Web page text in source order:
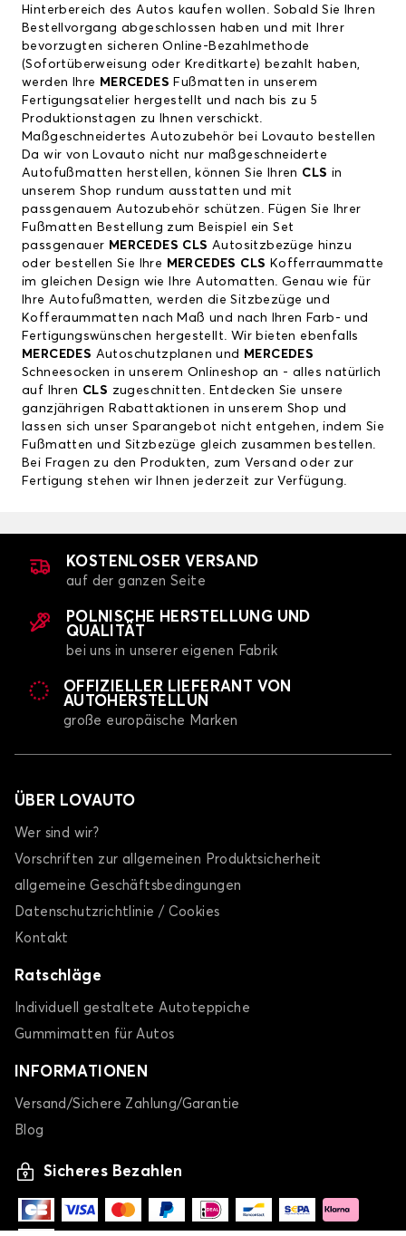
Hinterbereich des Autos kaufen wollen. Sobald Sie Ihren
Bestellvorgang abgeschlossen haben und mit Ihrer
bevorzugten sicheren Online-Bezahlmethode
(Sofortüberweisung oder Kreditkarte) bezahlt haben,
werden Ihre MERCEDES Fußmatten in unserem
Fertigungsatelier hergestellt und nach bis zu 5
Produktionstagen zu Ihnen verschickt.
Maßgeschneidertes Autozubehör bei Lovauto bestellen
Da wir von Lovauto nicht nur maßgeschneiderte
Autofußmatten herstellen, können Sie Ihren CLS in
unserem Shop rundum ausstatten und mit
passgenauem Autozubehör schützen. Fügen Sie Ihrer
Fußmatten Bestellung zum Beispiel ein Set
passgenauer MERCEDES CLSAutositzbezüge hinzu
oder bestellen Sie Ihre MERCEDES CLS Kofferraummatte
im gleichen Design wie Ihre Automatten. Genau wie für
Ihre Autofußmatten, werden die Sitzbezüge und
Kofferaummatten nach Maß und nach Ihren Farb- und
Fertigungswünschen hergestellt. Wir bieten ebenfalls
MERCEDES Autoschutzplanen und
MERCEDES
Schneesocken in unserem Onlineshop an - alles natürlich
auf Ihren CLS zugeschnitten. Entdecken Sie unsere
ganzjährigen Rabattaktionen in unserem Shop und
lassen sich unser Sparangebot nicht entgehen, indem Sie
Fußmatten und Sitzbezüge gleich zusammen bestellen.
Bei Fragen zu den Produkten, zum Versand oder zur
Fertigung stehen wir Ihnen jederzeit zur Verfügung.
KOSTENLOSER VERSAND
auf der ganzen Seite
POLNISCHE HERSTELLUNG UND
QUALITÄT
bei uns in unserer eigenen Fabrik
OFFIZIELLER LIEFERANT VON
AUTOHERSTELLUN
große europäische Marken
ÜBER LOVAUTO
Wer sind wir?
Vorschriften zur allgemeinen Produktsicherheit
allgemeine Geschäftsbedingungen
Datenschutzrichtlinie / Cookies
Kontakt
Ratschläge
Individuell gestaltete Autoteppiche
Gummimatten für Autos
INFORMATIONEN
Versand/Sichere Zahlung/Garantie
Blog
Sicheres Bezahlen